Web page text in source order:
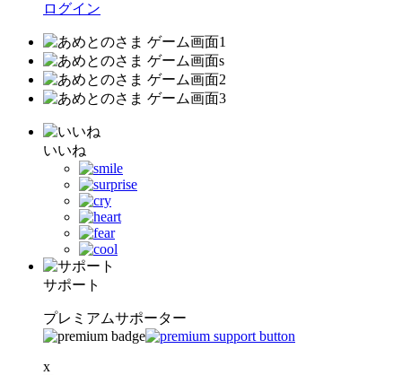
ログイン
いいね
サポート
プレミアムサポーター
x